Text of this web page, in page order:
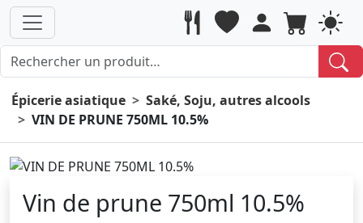
Épicerie asiatique
Saké, Soju, autres alcools
VIN DE PRUNE 750ML 10.5%
Vin de prune 750ml 10.5%